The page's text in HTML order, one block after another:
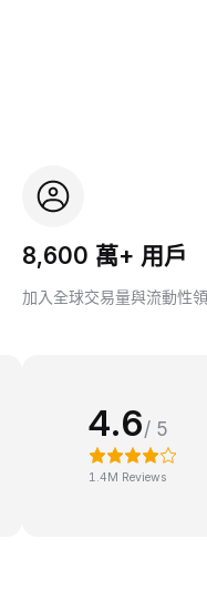
8,600 萬+ 用戶
加入全球交易量與流動性
4.6/ 5
1.4M Reviews